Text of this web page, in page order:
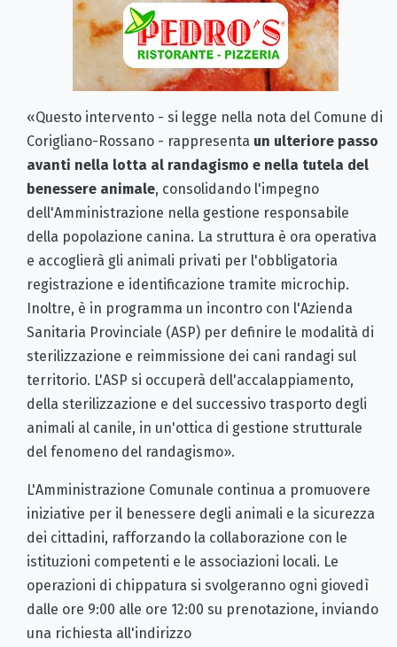
«Questo intervento - si legge nella nota del Comune di
Corigliano-Rossano - rappresenta un ulteriore passo
avanti nella lotta al randagismo e nella tutela del
benessere animale, consolidando l'impegno
dell'Amministrazione nella gestione responsabile
della popolazione canina. La struttura è ora operativa
e accoglierà gli animali privati per l'obbligatoria
registrazione e identificazione tramite microchip.
Inoltre, è in programma un incontro con l'Azienda
Sanitaria Provinciale (ASP) per definire le modalità di
sterilizzazione e reimmissione dei cani randagi sul
territorio. L'ASP si occuperà dell'accalappiamento,
della sterilizzazione e del successivo trasporto degli
animali al canile, in un'ottica di gestione strutturale
del fenomeno del randagismo».
L'Amministrazione Comunale continua a promuovere
iniziative per il benessere degli animali e la sicurezza
dei cittadini, rafforzando la collaborazione con le
istituzioni competenti e le associazioni locali. Le
operazioni di chippatura si svolgeranno ogni giovedì
dalle ore 9:00 alle ore 12:00 su prenotazione, inviando
una richiesta all'indirizzo